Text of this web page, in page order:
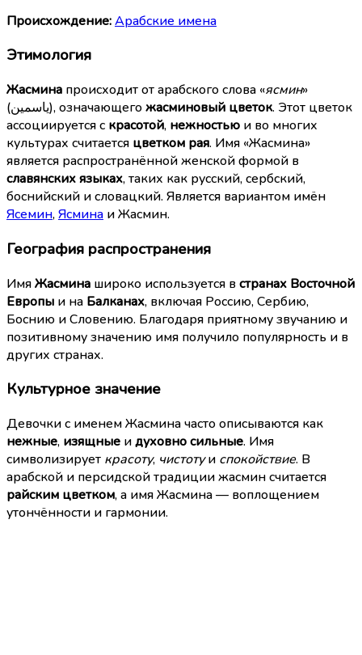
Происхождение:Арабские имена
Этимология
Жасмина происходит от арабского слова «ясмин»
(ياسمين), означающегожасминовый цветок. Этот цветок
ассоциируется с красотой, нежностью и во многих
культурах считается цветком рая. Имя «Жасмина»
является распространённой женской формой в
славянских языках, таких как русский, сербский,
боснийский и словацкий. Является вариантом имён
Ясемин,Ясмина и Жасмин.
География распространения
ИмяЖасмина широко используется встранах Восточной
Европы и на Балканах, включая Россию, Сербию,
Боснию и Словению. Благодаря приятному звучанию и
позитивному значению имя получило популярность и в
других странах.
Культурное значение
Девочки с именем Жасмина часто описываются как
нежные, изящные идуховно сильные. Имя
символизирует красоту, чистотуи спокойствие. В
арабской и персидской традиции жасмин считается
райским цветком, а имя Жасмина — воплощением
утончённости и гармонии.